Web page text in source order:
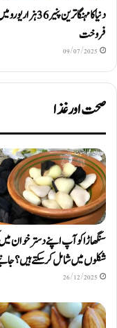
دنیا کا مہنگا ترین پنیر 36 ہزار
فروخت
09/07/2025
صحت اور غذا
سنگھاڑا کو آپ اپنے دستر خوان
شکلوں میں شامل کرسکتے ہیں ؟
26/12/2025